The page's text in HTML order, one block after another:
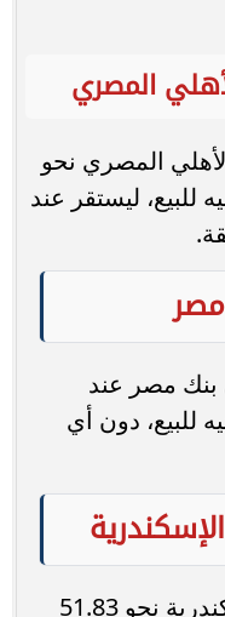
المصري
المصري نحو
للشراء و52.03 جنيه للبيع، ليستقر عند
مصر عند
للشراء و52.03 جنيه للبيع، دون أي
بلغ سعر الدولار في بنك الإسكندرية نحو 51.83